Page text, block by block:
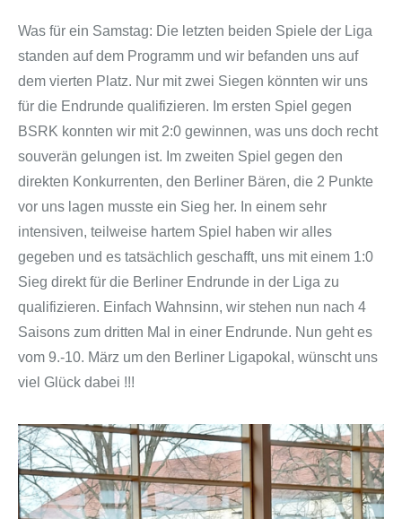
Was für ein Samstag: Die letzten beiden Spiele der Liga
standen auf dem Programm und wir befanden uns auf
dem vierten Platz. Nur mit zwei Siegen könnten wir uns
für die Endrunde qualifizieren. Im ersten Spiel gegen
BSRK konnten wir mit 2:0 gewinnen, was uns doch recht
souverän gelungen ist. Im zweiten Spiel gegen den
direkten Konkurrenten, den Berliner Bären, die 2 Punkte
vor uns lagen musste ein Sieg her. In einem sehr
intensiven, teilweise hartem Spiel haben wir alles
gegeben und es tatsächlich geschafft, uns mit einem 1:0
Sieg direkt für die Berliner Endrunde in der Liga zu
qualifizieren. Einfach Wahnsinn, wir stehen nun nach 4
Saisons zum dritten Mal in einer Endrunde. Nun geht es
vom 9.-10. März um den Berliner Ligapokal, wünscht uns
viel Glück dabei !!!